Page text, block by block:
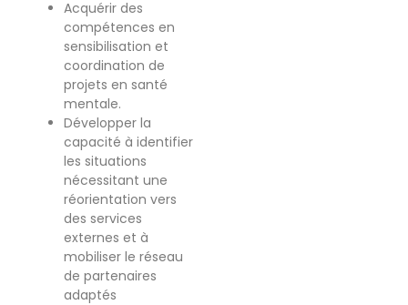
Acquérir des
compétences en
sensibilisation et
coordination de
projets en santé
mentale.
Développer la
capacité à identifier
les situations
nécessitant une
réorientation vers
des services
externes et à
mobiliser le réseau
de partenaires
adaptés